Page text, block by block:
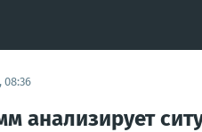
08:36
анализирует